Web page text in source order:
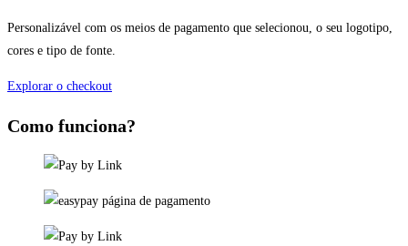
Personalizável com os meios de pagamento que selecionou, o seu logotipo,
cores e tipo de fonte.
Explorar o checkout
Como funciona?